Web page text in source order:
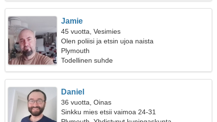
Jamie
45 vuotta, Vesimies
Olen poliisi ja etsin ujoa naista
Plymouth
Todellinen suhde
Daniel
36 vuotta, Oinas
Sinkku mies etsii vaimoa 24-31